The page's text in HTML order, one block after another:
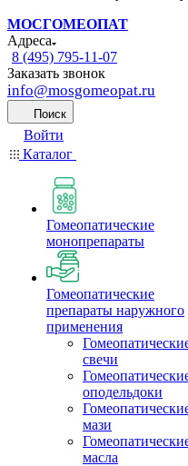
МОСГОМЕОПАТ
Адреса
8 (495) 795-11-07
Заказать звонок
info@mosgomeopat.ru
Поиск
Войти
Каталог
Гомеопатические
монопрепараты
Гомеопатические
препараты наружного
применения
свечи
оподельдоки
мази
масла